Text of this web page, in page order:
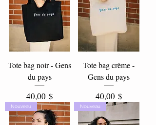
Tote bag noir - Gens
du pays
Prix
40,00 $
Tote bag crème -
Gens du pays
Prix
40,00 $
Nouveau Nouveau